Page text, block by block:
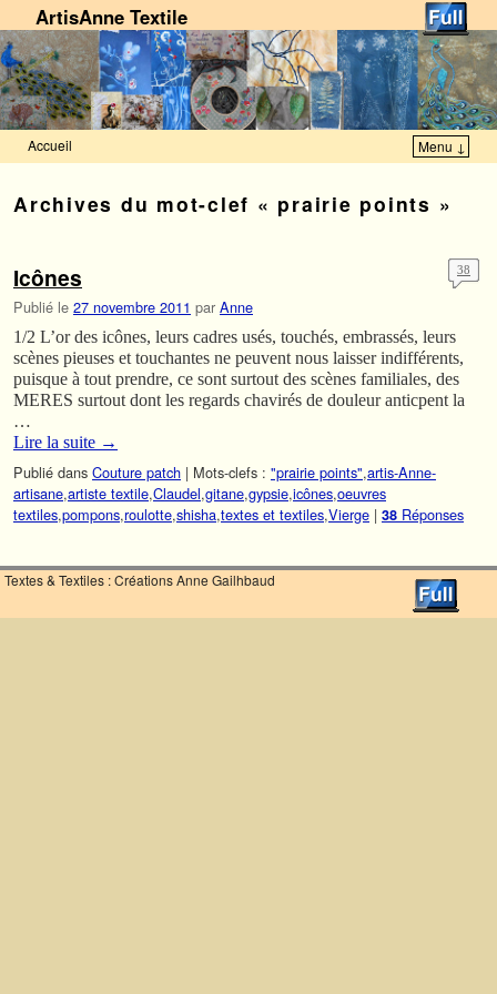
ArtisAnne Textile
Accueil Menu ↓
Archives du mot-clef « prairie points »
Icônes
Publié le 27 novembre 2011 par Anne
38
1/2 L’or des icônes, leurs cadres usés, touchés, embrassés, leurs
scènes pieuses et touchantes ne peuvent nous laisser indifférents,
puisque à tout prendre, ce sont surtout des scènes familiales, des
MERES surtout dont les regards chavirés de douleur anticpent la
…
Lire la suite →
Publié dans Couture patch | Mots-clefs : "prairie points",artis-Anne-
artisane,artiste textile,Claudel,gitane,gypsie,icônes,oeuvres
textiles,pompons,roulotte,shisha,textes et textiles,Vierge | 38 Réponses
Textes & Textiles : Créations Anne Gailhbaud